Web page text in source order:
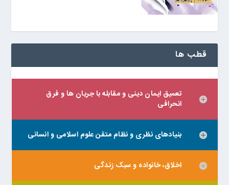
قطب ها
تعمیق ایمان دینی و مقابله با جریان ها و فرق
انحرافی
بنیادهای نظری و نظام متقن علوم اسلامی و انسانی
اخلاق، خانواده و سبک زندگی